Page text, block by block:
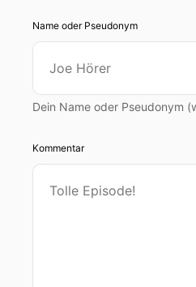
Name oder Pseudonym
Dein Name oder Pseudonym
Kommentar